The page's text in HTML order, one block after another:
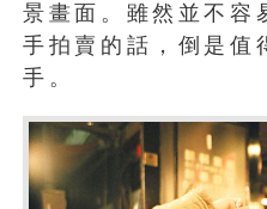
景畫面。雖然並不容
手拍賣的話，倒是值
手。